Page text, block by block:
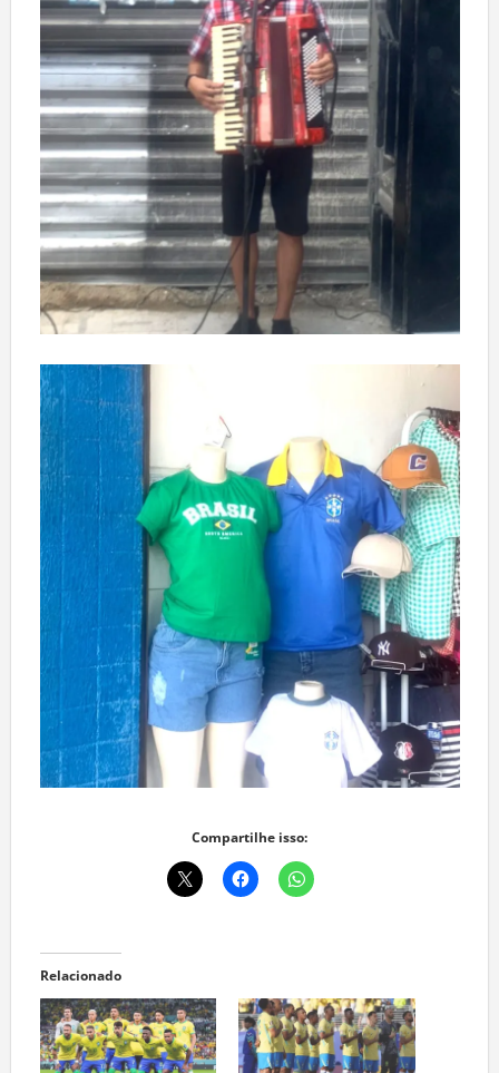
Compartilhe isso:
Relacionado